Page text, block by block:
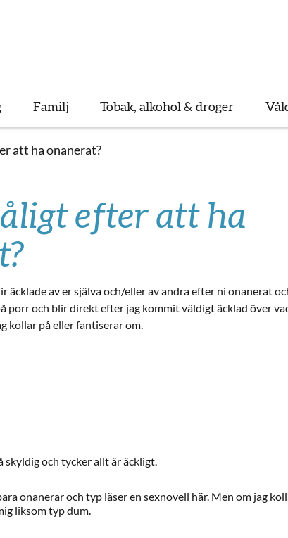
Familj Tobak, alkohol & droger
att ha onanerat?
efter att ha
äcklade av er själva och/eller av andra efter ni onanerat
porr och blir direkt efter jag kommit väldigt äcklad över
kollar på eller fantiserar om.
skyldig och tycker allt är äckligt.
onanerar och typ läser en sexnovell här. Men om jag
liksom typ dum.